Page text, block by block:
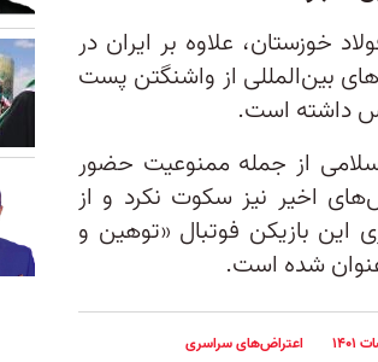
خوزستان، علاوه بر ایران در
بین‌المللی از واشنگتن پست
داشته است.
از جمله ممنوعیت حضور
اخیر نیز سکوت نکرد و از
بازیکن فوتبال «توهین و
عنوان شده است.
اعتراض‌های سراسری